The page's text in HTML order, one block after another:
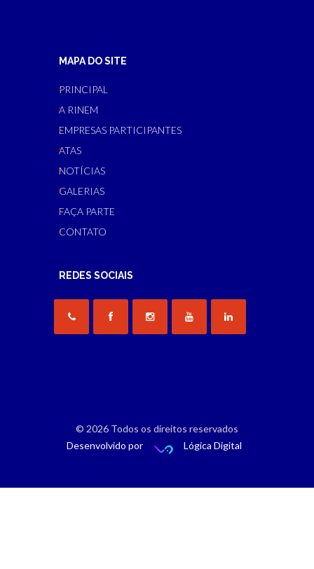
MAPA DO SITE
PRINCIPAL
A RINEM
EMPRESAS PARTICIPANTES
ATAS
NOTÍCIAS
GALERIAS
FAÇA PARTE
CONTATO
REDES SOCIAIS
© 2026 Todos os direitos reservados
Desenvolvido por
Lógica Digital